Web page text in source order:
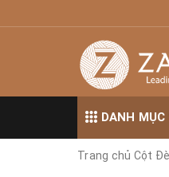
DANH
Trang chủ Cột